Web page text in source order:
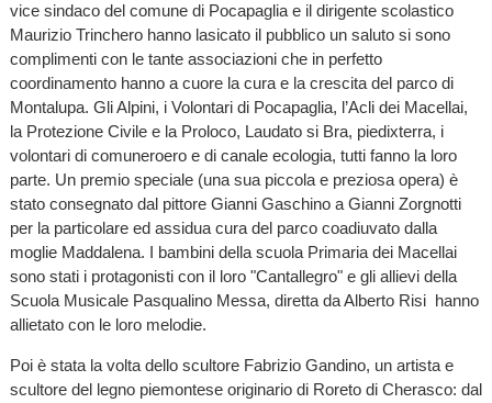
vice sindaco del comune di Pocapaglia e il dirigente scolastico
Maurizio Trinchero hanno lasicato il pubblico un saluto si sono
complimenti con le tante associazioni che in perfetto
coordinamento hanno a cuore la cura e la crescita del parco di
Montalupa. Gli Alpini, i Volontari di Pocapaglia, l’Acli dei Macellai,
la Protezione Civile e la Proloco, Laudato si Bra, piedixterra, i
volontari di comuneroero e di canale ecologia, tutti fanno la loro
parte. Un premio speciale (una sua piccola e preziosa opera) è
stato consegnato dal pittore Gianni Gaschino a Gianni Zorgnotti
per la particolare ed assidua cura del parco coadiuvato dalla
moglie Maddalena. I bambini della scuola Primaria dei Macellai
sono stati i protagonisti con il loro "Cantallegro" e gli allievi della
Scuola Musicale Pasqualino Messa, diretta da Alberto Risi hanno
allietato con le loro melodie.
Poi è stata la volta dello scultore Fabrizio Gandino, un artista e
scultore del legno piemontese originario di Roreto di Cherasco: dal